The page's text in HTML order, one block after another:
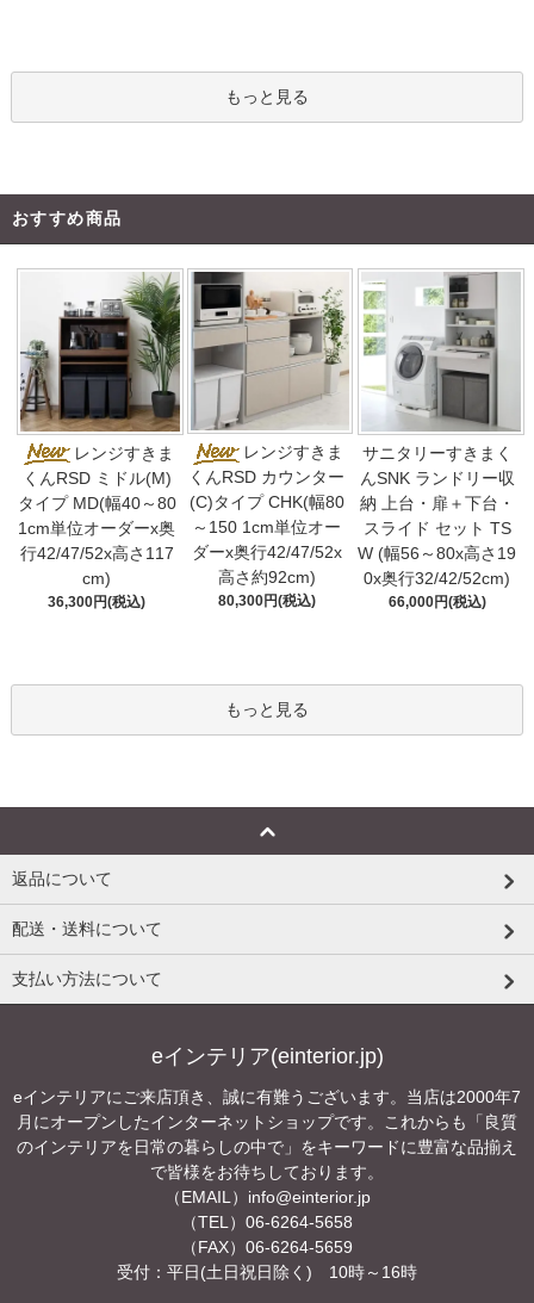
もっと見る
おすすめ商品
レンジすきま
くんRSD ミドル(M)
タイプ MD(幅40～80
1cm単位オーダーx奥
行42/47/52x高さ117
cm)
36,300円(税込)
レンジすきま
くんRSD カウンター
(C)タイプ CHK(幅80
～150 1cm単位オー
ダーx奥行42/47/52x
高さ約92cm)
80,300円(税込)
サニタリーすきまく
んSNK ランドリー収
納 上台・扉＋下台・
スライド セット TS
W (幅56～80x高さ19
0x奥行32/42/52cm)
66,000円(税込)
もっと見る
返品について
配送・送料について
支払い方法について
eインテリア(einterior.jp)
eインテリアにご来店頂き、誠に有難うございます。当店は2000年7
月にオープンしたインターネットショップです。これからも「良質
のインテリアを日常の暮らしの中で」をキーワードに豊富な品揃え
で皆様をお待ちしております。
（EMAIL） info@einterior.jp
（TEL）06-6264-5658
（FAX）06-6264-5659
受付：平日(土日祝日除く) 10時～16時